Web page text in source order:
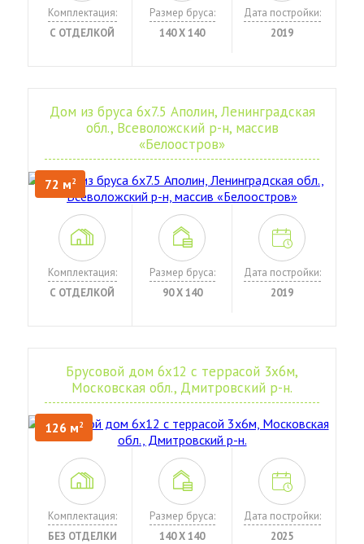
Комплектация:
С ОТДЕЛКОЙ
Размер бруса:
140 Х 140
Дата постройки:
2019
Дом из бруса 6х7.5 Аполин, Ленинградская
обл., Всеволожский р-н, массив
«Белоостров»
72 м2
Комплектация:
С ОТДЕЛКОЙ
Размер бруса:
90 Х 140
Дата постройки:
2019
Брусовой дом 6х12 с террасой 3х6м,
Московская обл., Дмитровский р-н.
126 м2
Комплектация:
БЕЗ ОТДЕЛКИ
Размер бруса:
140 Х 140
Дата постройки:
2025